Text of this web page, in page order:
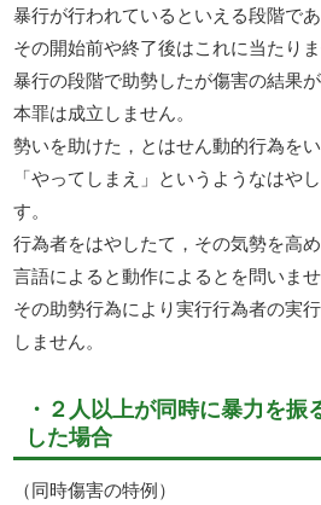
暴行が行われているといえる段階で
その開始前や終了後はこれに当たりま
暴行の段階で助勢したが傷害の結果
本罪は成立しません。
勢いを助けた，とはせん動的行為を
「やってしまえ」というようなはや
す。
行為者をはやしたて，その気勢を高
言語によると動作によるとを問いませ
その助勢行為により実行行為者の実
しません。
・２人以上が同時に暴力を
した場合
（同時傷害の特例）